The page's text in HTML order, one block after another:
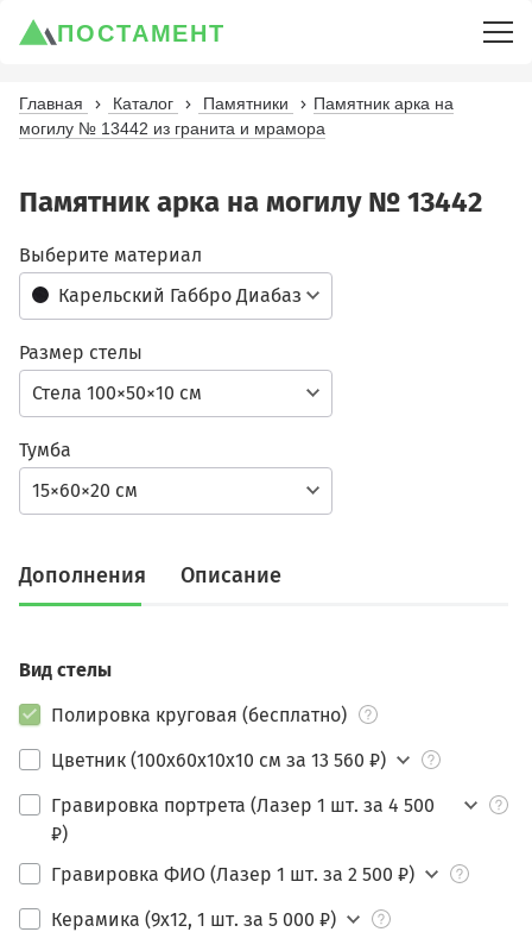
ПОСТАМЕНТ
Главная Каталог Памятники
Памятник арка на
могилу № 13442 из гранита и мрамора
Памятник арка на могилу № 13442
Карельский Габбро Диабаз
Выберите материал
Стела 100×50×10 см
Размер стелы
15×60×20 см
Тумба
Дополнения Описание
Вид стелы
Полировка круговая (бесплатно)
Цветник (100х60х10х10 см за 13 560 ₽)
Гравировка портрета (Лазер 1 шт. за 4 500
₽)
Гравировка ФИО (Лазер 1 шт. за 2 500 ₽)
Керамика (9х12, 1 шт. за 5 000 ₽)